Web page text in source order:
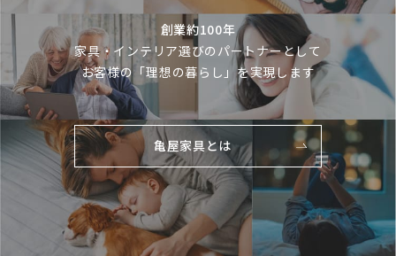
創業約100年
家具・インテリア選びのパートナーとして
お客様の「理想の暮らし」を実現します
亀屋家具とは